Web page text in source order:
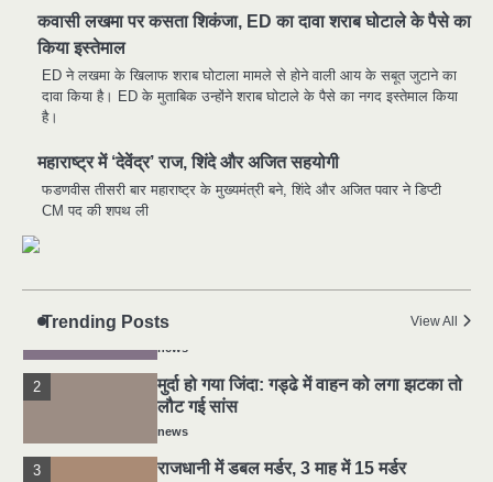
कवासी लखमा पर कसता शिकंजा, ED का दावा शराब घोटाले के पैसे का
किया इस्तेमाल
ED ने लखमा के खिलाफ शराब घोटाला मामले से होने वाली आय के सबूत जुटाने का
दावा किया है। ED के मुताबिक उन्होंने शराब घोटाले के पैसे का नगद इस्तेमाल किया
है।
महाराष्ट्र में ‘देवेंद्र’ राज, शिंदे और अजित सहयोगी
फडणवीस तीसरी बार महाराष्ट्र के मुख्यमंत्री बने, शिंदे और अजित पवार ने डिप्टी
CM पद की शपथ ली
Trending Posts View All
2
लौट गई सांस
news
news
चीन में नए वायरस ने मचाई तबाही.. इमरजेंसी !
1 यमदूत बना डॉक्टर, 6 लोगों को रौंदा, 2 की मौत
news
2
मुर्दा हो गया जिंदा: गड्ढे में वाहन को लगा झटका तो
लौट गई सांस
news
3 राजधानी में डबल मर्डर, 3 माह में 15 मर्डर